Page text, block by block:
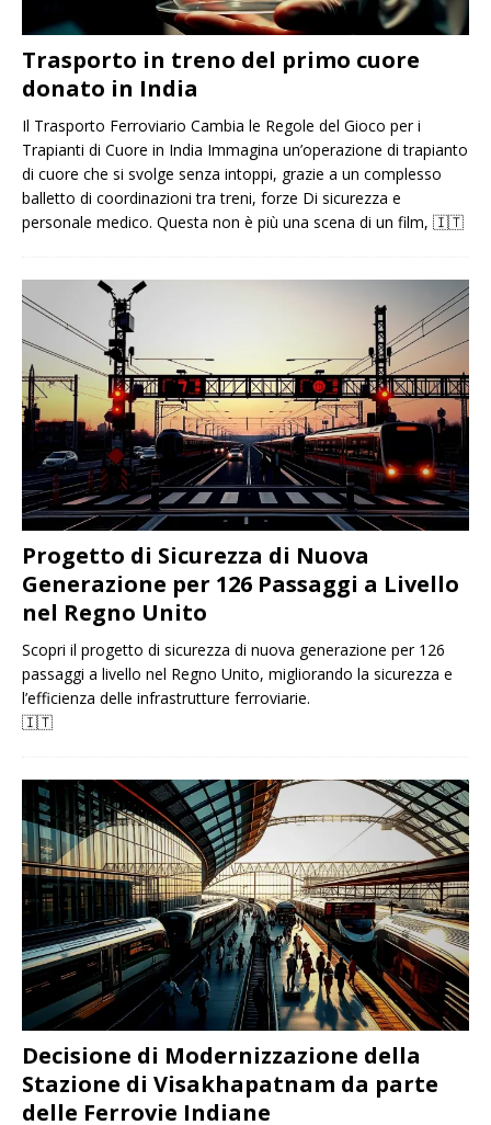
Trasporto in treno del primo cuore
donato in India
Il Trasporto Ferroviario Cambia le Regole del Gioco per i
Trapianti di Cuore in India Immagina un’operazione di trapianto
di cuore che si svolge senza intoppi, grazie a un complesso
balletto di coordinazioni tra treni, forze Di sicurezza e
personale medico. Questa non è più una scena di un film, 🇮🇹
Progetto di Sicurezza di Nuova
Generazione per 126 Passaggi a Livello
nel Regno Unito
Scopri il progetto di sicurezza di nuova generazione per 126
passaggi a livello nel Regno Unito, migliorando la sicurezza e
l’efficienza delle infrastrutture ferroviarie.
🇮🇹
Decisione di Modernizzazione della
Stazione di Visakhapatnam da parte
delle Ferrovie Indiane